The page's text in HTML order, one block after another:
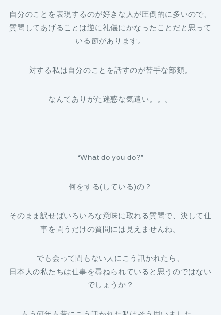
自分のことを表現するのが好きな人が圧倒的に多いので、
質問してあげることは逆に礼儀にかなったことだと思って
いる節があります。
対する私は自分のことを話すのが苦手な部類。
なんてありがた迷惑な気遣い。。。
“What do you do?”
何をする(している)の？
そのまま訳せばいろいろな意味に取れる質問で、決して仕
事を問うだけの質問には見えませんね。
でも会って間もない人にこう訊かれたら、
日本人の私たちは仕事を尋ねられていると思うのではない
でしょうか？